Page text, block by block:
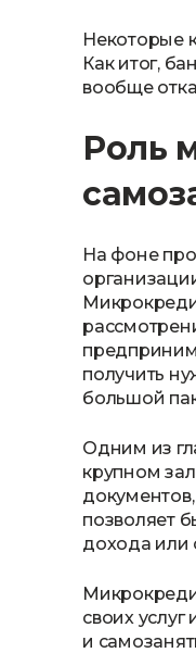
Некоторые
Как итог,
вообще
Роль
На фоне
получить
большой
Одним из
крупном
позволяет
дохода или
своих
и